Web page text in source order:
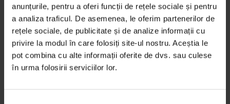
anunțurile, pentru a oferi funcții de rețele sociale și pentru
a analiza traficul. De asemenea, le oferim partenerilor de
rețele sociale, de publicitate și de analize informații cu
privire la modul în care folosiți site-ul nostru. Aceștia le
pot combina cu alte informații oferite de dvs. sau culese
în urma folosirii serviciilor lor.
Povești